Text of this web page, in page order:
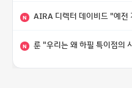
N AIRA 디렉터 데이비드 "예전 기준으로 ASI,
N 룬 "우리는 왜 하필 특이점의